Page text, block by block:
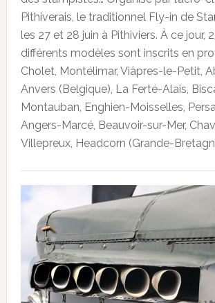
Pithiverais, le traditionnel Fly-in de
les 27 et 28 juin à Pithiviers. À ce jour,
différents modèles sont inscrits en
Cholet, Montélimar, Viâpres-le-Petit,
Anvers (Belgique), La Ferté-Alais,
Montauban, Enghien-Moisselles,
Angers-Marcé, Beauvoir-sur-Mer,
Villepreux, Headcorn (Grande-